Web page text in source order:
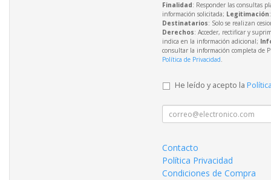
Finalidad: Responder las consultas
información solicitada; Legitimación
Destinatarios: Solo se realizan
Derechos: Acceder, rectificar y
indica en la información adicional;
consultar la información completa de
Política de Privacidad.
He leído y acepto la
Contacto
Política Privacidad
Condiciones de Compra